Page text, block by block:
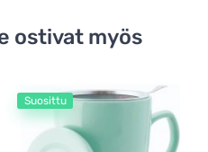
ostivat myös
Suosittu